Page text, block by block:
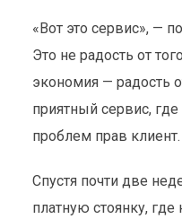
«Вот это сервис», —
Это не радость от
экономия — радость
приятный сервис,
проблем прав клиент.
Спустя почти две
платную стоянку,